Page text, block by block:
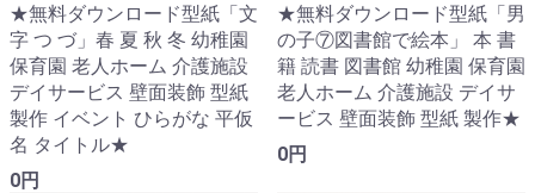
★無料ダウンロード型紙「文
字 つ づ」春 夏 秋 冬 幼稚園
保育園 老人ホーム 介護施設
デイサービス 壁面装飾 型紙
製作 イベント ひらがな 平仮
名 タイトル★
0円
★無料ダウンロード型紙「男
の子⑦図書館で絵本」 本 書
籍 読書 図書館 幼稚園 保育園
老人ホーム 介護施設 デイサ
ービス 壁面装飾 型紙 製作★
0円